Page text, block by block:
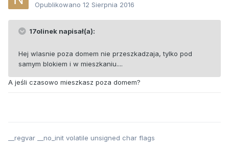
Opublikowano 12 Sierpnia 2016
17olinek napisał(a):
Hej wlasnie poza domem nie przeszkadzaja, tylko pod
samym blokiem i w mieszkaniu....
A jeśli czasowo mieszkasz poza domem?
__regvar __no_init volatile unsigned char flags